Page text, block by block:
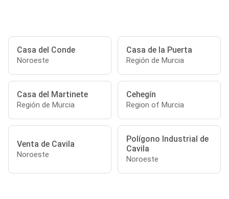
Casa del Conde
Noroeste
Casa de la Puerta
Región de Murcia
Casa del Martinete
Región de Murcia
Cehegín
Region of Murcia
Venta de Cavila
Noroeste
Polígono Industrial de
Cavila
Noroeste